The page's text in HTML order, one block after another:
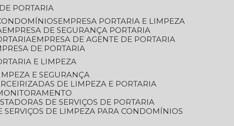
DE PORTARIA
EMPRESA PORTARIA E LIMPEZA
EMPRESA DE SEGURANÇA PORTARIA
EMPRESA DE AGENTE DE PORTARIA
DE PORTARIA
E LIMPEZA
E SEGURANÇA
DE LIMPEZA E PORTARIA
DE SERVIÇOS DE PORTARIA
SERVIÇOS DE LIMPEZA PARA CONDOMÍNIOS